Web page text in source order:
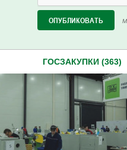
ГОСЗАКУПКИ (363)